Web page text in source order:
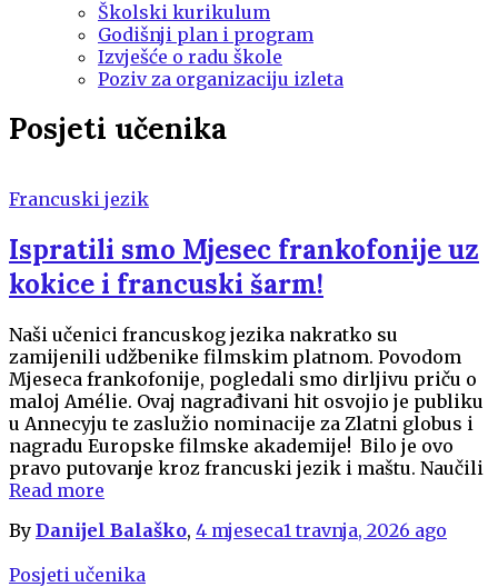
Školski kurikulum
Godišnji plan i program
Izvješće o radu škole
Poziv za organizaciju izleta
Posjeti učenika
Francuski jezik
Ispratili smo Mjesec frankofonije uz
kokice i francuski šarm!
Naši učenici francuskog jezika nakratko su
zamijenili udžbenike filmskim platnom. Povodom
Mjeseca frankofonije, pogledali smo dirljivu priču o
maloj Amélie. Ovaj nagrađivani hit osvojio je publiku
u Annecyju te zaslužio nominacije za Zlatni globus i
nagradu Europske filmske akademije! Bilo je ovo
pravo putovanje kroz francuski jezik i maštu. Naučili
Read more
By Danijel Balaško, 4 mjeseca1 travnja, 2026 ago
Posjeti učenika